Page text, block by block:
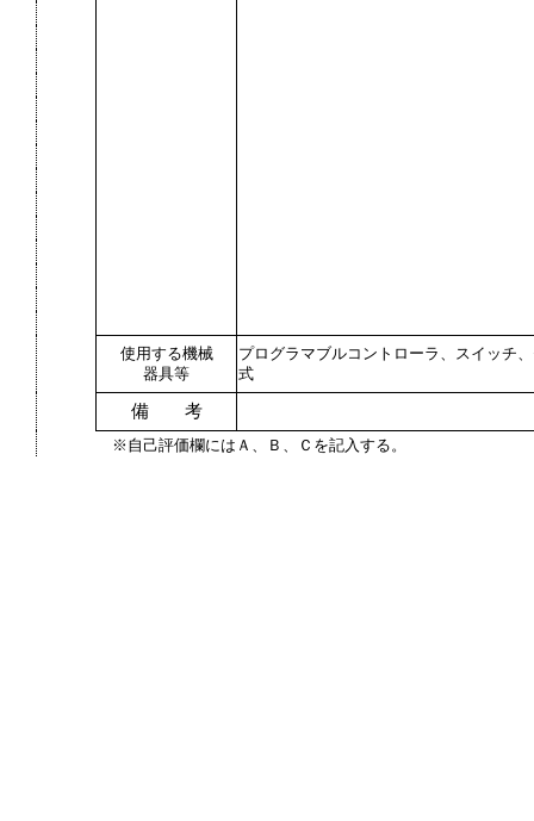
使用する機械
器具等
プログラマブルコントローラ、スイッチ
式
備 考
※自己評価欄にはＡ、Ｂ、Ｃを記入する。